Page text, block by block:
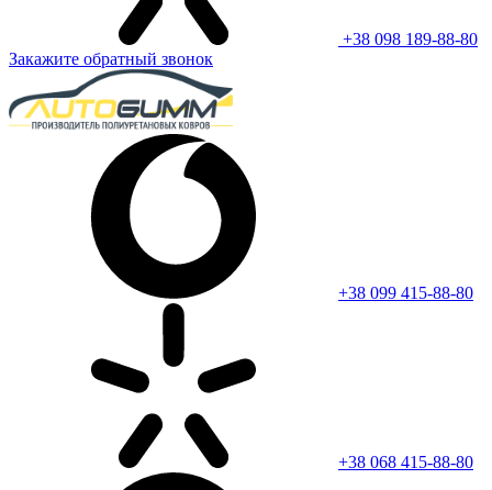
+38 098 189-88-80
Закажите обратный звонок
+38 099 415-88-80
+38 068 415-88-80